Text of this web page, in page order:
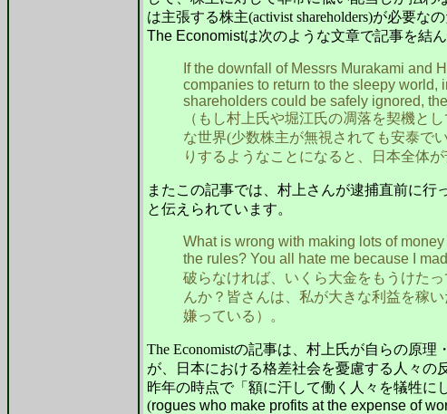
は主張する株主(activist shareholders)が必要な
The Economistは次のような文章で記事を結ん
If the downfall of Messrs Murakami and
companies to return to the sleepy world,
shareholders could be safely ignored,
（もし村上氏や堀江氏の凋落を契機と
な世界(少数株主が無視されても安泰で
りするようなことになると、日本全体
またこの記事では、村上さんが逮捕直前に行
と伝えられています。
What is wrong with making lots of
the rules? You all hate me because I
破らなければ、いくら大金をもうけた
んか？皆さんは、私が大きな利益を稼
嫌っている）。
The Economistの記事は、村上氏が自らの原
が、日本における格差社会を憂慮する人々の
昨年の時点で「額に汗して働く人々を犠牲に
(rogues who make profits at the expense of